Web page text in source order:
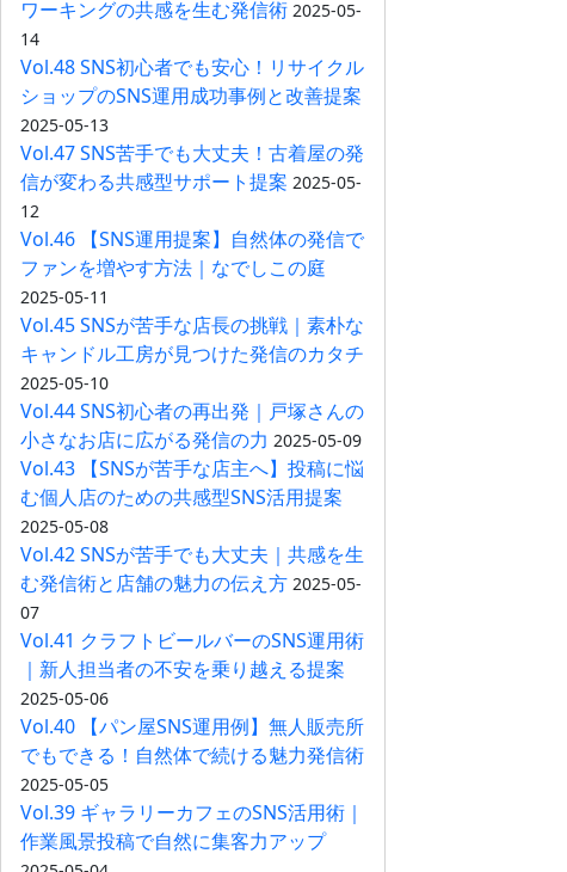
ワーキングの共感を生む発信術 2025-05-
14
Vol.48 SNS初心者でも安心！リサイクル
ショップのSNS運用成功事例と改善提案
2025-05-13
Vol.47 SNS苦手でも大丈夫！古着屋の発
信が変わる共感型サポート提案 2025-05-
12
Vol.46 【SNS運用提案】自然体の発信で
ファンを増やす方法｜なでしこの庭
2025-05-11
Vol.45 SNSが苦手な店長の挑戦｜素朴な
キャンドル工房が見つけた発信のカタチ
2025-05-10
Vol.44 SNS初心者の再出発｜戸塚さんの
小さなお店に広がる発信の力 2025-05-09
Vol.43 【SNSが苦手な店主へ】投稿に悩
む個人店のための共感型SNS活用提案
2025-05-08
Vol.42 SNSが苦手でも大丈夫｜共感を生
む発信術と店舗の魅力の伝え方 2025-05-
07
Vol.41 クラフトビールバーのSNS運用術
｜新人担当者の不安を乗り越える提案
2025-05-06
Vol.40 【パン屋SNS運用例】無人販売所
でもできる！自然体で続ける魅力発信術
2025-05-05
Vol.39 ギャラリーカフェのSNS活用術｜
作業風景投稿で自然に集客力アップ